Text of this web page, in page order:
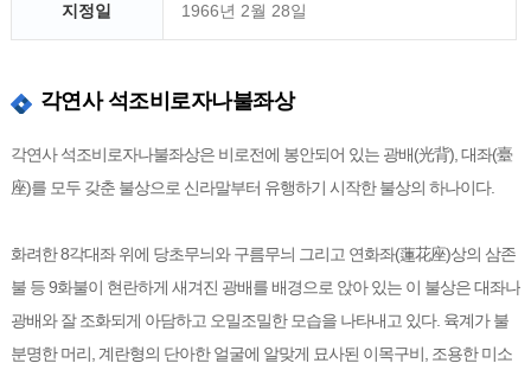
지정일 1966년 2월 28일
각연사 석조비로자나불좌상
각연사 석조비로자나불좌상은 비로전에 봉안되어 있는 광배(光背), 대좌(臺
座)를 모두 갖춘 불상으로 신라말부터 유행하기 시작한 불상의 하나이다.
화려한 8각대좌 위에 당초무늬와 구름무늬 그리고 연화좌(蓮花座)상의 삼존
불 등 9화불이 현란하게 새겨진 광배를 배경으로 앉아 있는 이 불상은 대좌나
광배와 잘 조화되게 아담하고 오밀조밀한 모습을 나타내고 있다. 육계가 불
분명한 머리, 계란형의 단아한 얼굴에 알맞게 묘사된 이목구비, 조용한 미소